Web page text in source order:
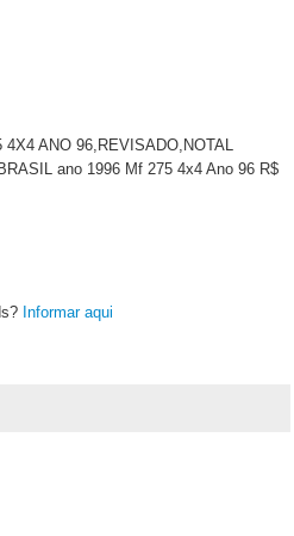
ANO 96,REVISADO,NOTAL
ano 1996 Mf 275 4x4 Ano 96 R$
Informar aqui